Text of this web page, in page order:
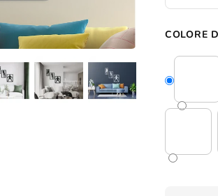
COLORE